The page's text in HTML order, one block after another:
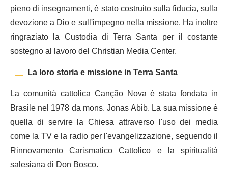
pieno di insegnamenti, è stato costruito sulla fiducia, sulla
devozione a Dio e sull'impegno nella missione. Ha inoltre
ringraziato la Custodia di Terra Santa per il costante
sostegno al lavoro del Christian Media Center.
La loro storia e missione in Terra Santa
La comunità cattolica Canção Nova è stata fondata in
Brasile nel 1978 da mons. Jonas Abib. La sua missione è
quella di servire la Chiesa attraverso l'uso dei media
come la TV e la radio per l'evangelizzazione, seguendo il
Rinnovamento Carismatico Cattolico e la spiritualità
salesiana di Don Bosco.